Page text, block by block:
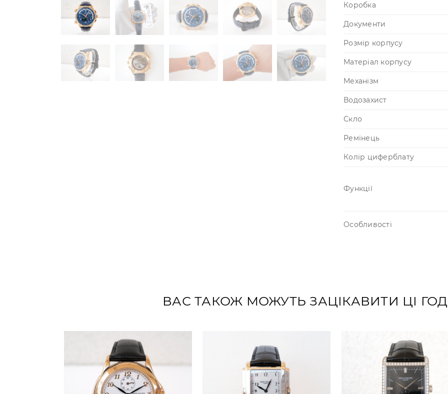
Коробка
Документи
Розмір корпусу
Матеріал корпусу
Механізм
Водозахист
Скло
Ремінець
Колір циферблату
Функції
Особливості
ВАС ТАКОЖ МОЖУТЬ ЗАЦІКАВИТИ ЦІ